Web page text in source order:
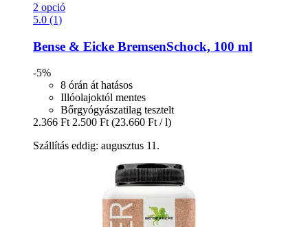
2 opció
5.0 (1)
Bense & Eicke BremsenSchock, 100 ml
-5%
8 órán át hatásos
Illóolajoktól mentes
Bőrgyógyászatilag tesztelt
2.366 Ft 2.500 Ft (23.660 Ft / l)
Szállítás eddig: augusztus 11.